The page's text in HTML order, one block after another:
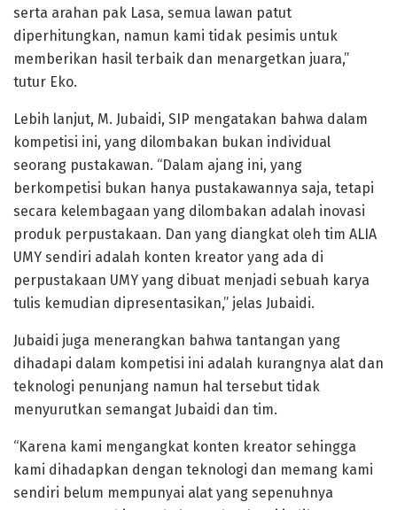
serta arahan pak Lasa, semua lawan patut
diperhitungkan, namun kami tidak pesimis untuk
memberikan hasil terbaik dan menargetkan juara,”
tutur Eko.
Lebih lanjut, M. Jubaidi, SIP mengatakan bahwa dalam
kompetisi ini, yang dilombakan bukan individual
seorang pustakawan. “Dalam ajang ini, yang
berkompetisi bukan hanya pustakawannya saja, tetapi
secara kelembagaan yang dilombakan adalah inovasi
produk perpustakaan. Dan yang diangkat oleh tim ALIA
UMY sendiri adalah konten kreator yang ada di
perpustakaan UMY yang dibuat menjadi sebuah karya
tulis kemudian dipresentasikan,” jelas Jubaidi.
Jubaidi juga menerangkan bahwa tantangan yang
dihadapi dalam kompetisi ini adalah kurangnya alat dan
teknologi penunjang namun hal tersebut tidak
menyurutkan semangat Jubaidi dan tim.
“Karena kami mengangkat konten kreator sehingga
kami dihadapkan dengan teknologi dan memang kami
sendiri belum mempunyai alat yang sepenuhnya